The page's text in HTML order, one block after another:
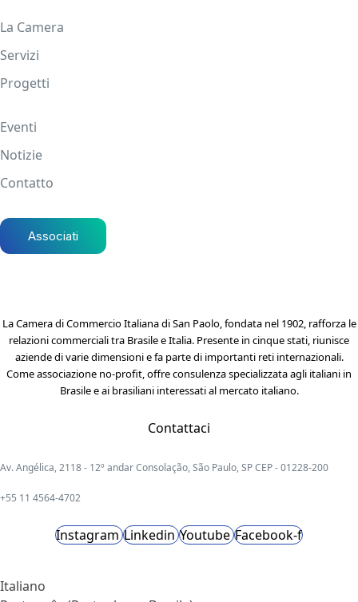
La Camera
Servizi
Progetti
Eventi
Notizie
Contatto
Associati
La Camera di Commercio Italiana di San Paolo, fondata nel 1902, rafforza le
relazioni commerciali tra Brasile e Italia. Presente in cinque stati, riunisce
aziende di varie dimensioni e fa parte di importanti reti internazionali.
Come associazione no-profit, offre consulenza specializzata agli italiani in
Brasile e ai brasiliani interessati al mercato italiano.
Contattaci
Av. Angélica, 2118 - 12º andar Consolação, São Paulo, SP CEP - 01228-200
+55 11 4564-4702
Instagram Linkedin Youtube Facebook-f
Italiano